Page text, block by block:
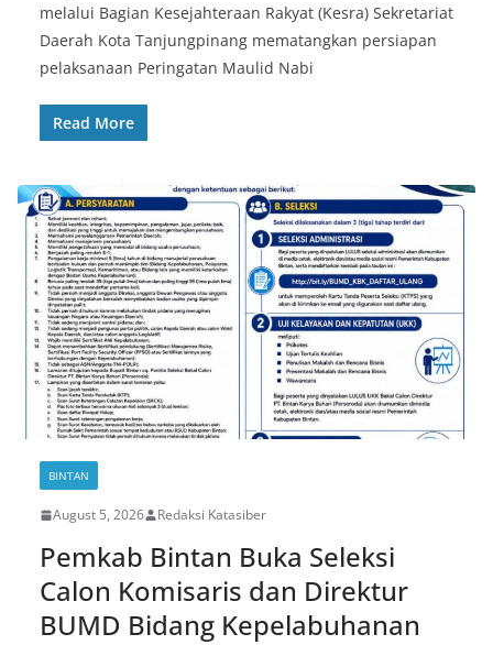
melalui Bagian Kesejahteraan Rakyat (Kesra) Sekretariat
Daerah Kota Tanjungpinang mematangkan persiapan
pelaksanaan Peringatan Maulid Nabi
Read More
BINTAN
August 5, 2026 Redaksi Katasiber
Pemkab Bintan Buka Seleksi
Calon Komisaris dan Direktur
BUMD Bidang Kepelabuhanan